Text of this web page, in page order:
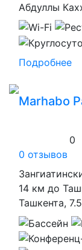
Абдуллы
Подробнее
Marhabo
0
0 отзывов
14 км до
Ташкента,